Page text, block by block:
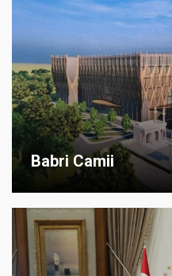
Babri Camii